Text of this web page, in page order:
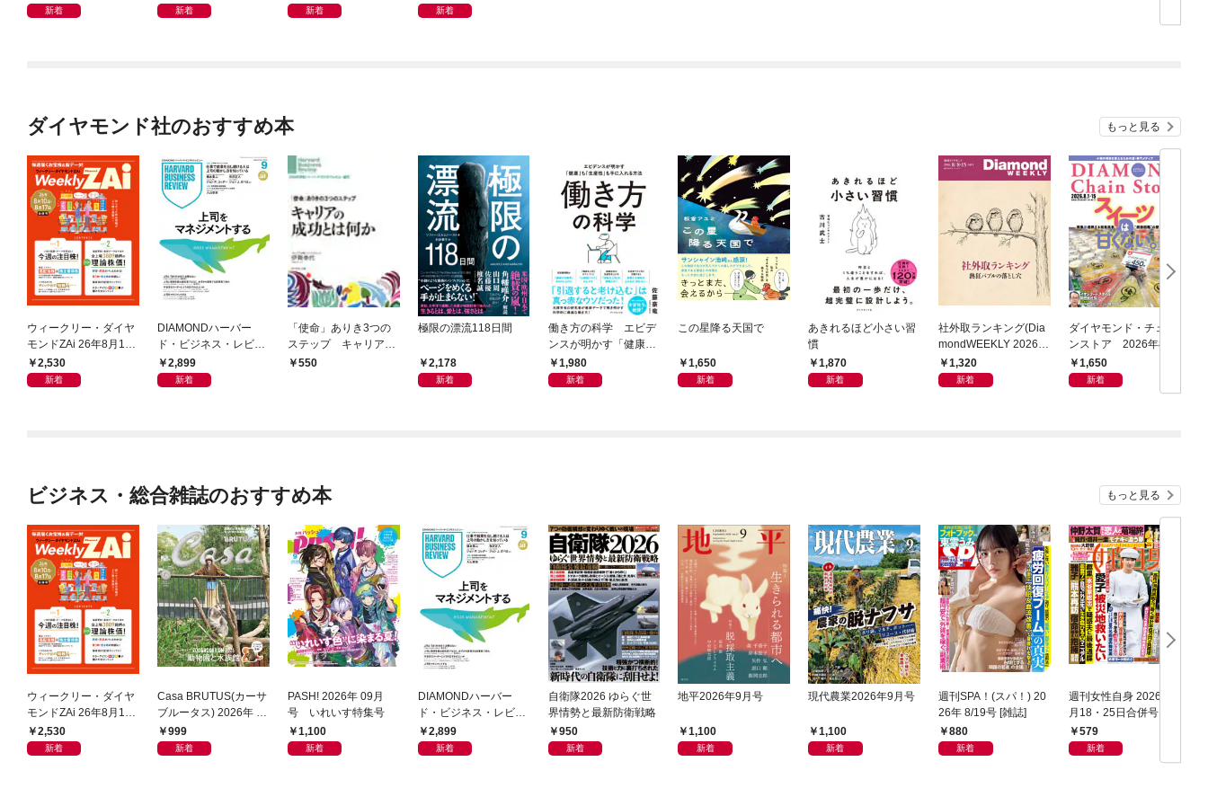
新着
「上司をマネジメント
新着 新着 新着
ダイヤモンド社のおすすめ本 もっと見る
ウィークリー・ダイヤ
モンドZAi 26年8月10
日・17日合併号
2,530
新着
DIAMONDハーバー
ド・ビジネス・レビュ
ー 2026年9月号 特集
「上司をマネジメント
2,899
新着
「使命」ありき3つの
ステップ キャリアの
成功とは何か
550
極限の漂流118日間
2,178
新着
働き方の科学 エビデ
ンスが明かす「健康」
も「生産性」も手に入
れる方法
1,980
新着
この星降る天国で
1,650
新着
あきれるほど小さい習
慣
1,870
新着
社外取ランキング(Dia
mondWEEKLY 2026年
8/8・15合併号)
1,320
新着
ダイヤモンド・チェー
ンストア 2026年8月
1日・15日号
1,650
新着
ビジネス・総合雑誌のおすすめ本 もっと見る
ウィークリー・ダイヤ
モンドZAi 26年8月10
日・17日合併号
2,530
新着
Casa BRUTUS(カーサ
ブルータス) 2026年 9
月号 [もっと学べる！
動物園と水族館]
999
新着
PASH! 2026年 09月
号 いれいす特集号
1,100
新着
DIAMONDハーバー
ド・ビジネス・レビュ
ー 2026年9月号 特集
「上司をマネジメント
2,899
新着
自衛隊2026 ゆらぐ世
界情勢と最新防衛戦略
950
新着
地平2026年9月号
1,100
新着
現代農業2026年9月号
1,100
新着
週刊SPA！(スパ！) 20
26年 8/19号 [雑誌]
880
新着
週刊女性自身 2026年8
月18・25日合併号
579
新着